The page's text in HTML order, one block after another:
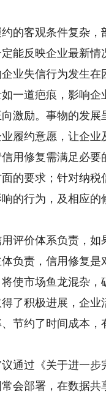
客观条件复杂，
能反映企业最新
业失信行为发生
一道疤痕，影响企
励。事物的发展
履约意愿，让企业
修复需满足必要
的要求；针对纳
的行为，及相应
价体系负责，如
负责，信用修复
使市场鱼龙混杂，
积极进展，企业
节约了时间成本
过《关于进一步
会部署，在数据